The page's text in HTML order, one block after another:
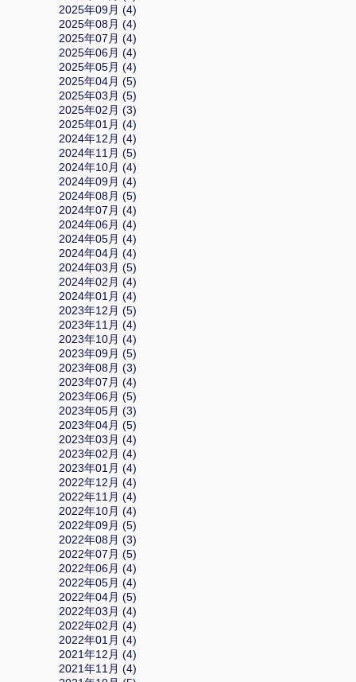
2025年09月 (4)
2025年08月 (4)
2025年07月 (4)
2025年06月 (4)
2025年05月 (4)
2025年04月 (5)
2025年03月 (5)
2025年02月 (3)
2025年01月 (4)
2024年12月 (4)
2024年11月 (5)
2024年10月 (4)
2024年09月 (4)
2024年08月 (5)
2024年07月 (4)
2024年06月 (4)
2024年05月 (4)
2024年04月 (4)
2024年03月 (5)
2024年02月 (4)
2024年01月 (4)
2023年12月 (5)
2023年11月 (4)
2023年10月 (4)
2023年09月 (5)
2023年08月 (3)
2023年07月 (4)
2023年06月 (5)
2023年05月 (3)
2023年04月 (5)
2023年03月 (4)
2023年02月 (4)
2023年01月 (4)
2022年12月 (4)
2022年11月 (4)
2022年10月 (4)
2022年09月 (5)
2022年08月 (3)
2022年07月 (5)
2022年06月 (4)
2022年05月 (4)
2022年04月 (5)
2022年03月 (4)
2022年02月 (4)
2022年01月 (4)
2021年12月 (4)
2021年11月 (4)